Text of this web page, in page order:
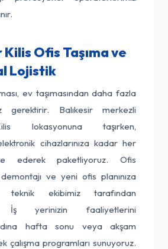
Kilis Ofis Taşıma ve
Lojistik
ev taşımasından daha fazla
gerektirir. Balıkesir merkezli
lokasyonuna taşırken,
cihazlarınıza kadar her
ederek paketliyoruz. Ofis
demontajı ve yeni ofis planınıza
teknik ekibimiz tarafından
İş yerinizin faaliyetlerini
hafta sonu veya akşam
çalışma programları sunuyoruz.